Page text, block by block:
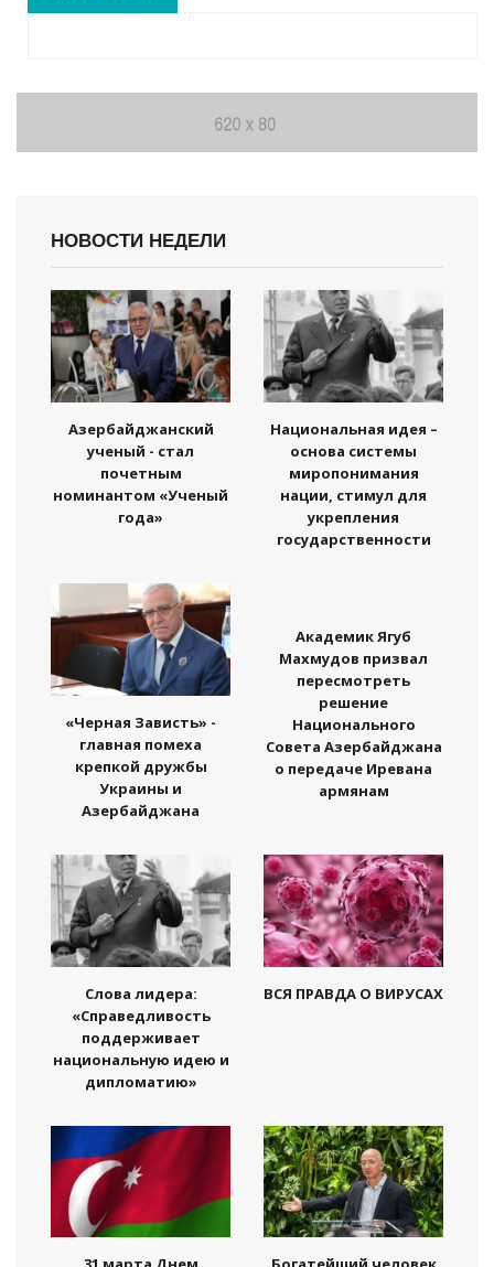
НОВОСТИ НЕДЕЛИ
Азербайджанский
ученый - стал
почетным
номинантом «Ученый
года»
Национальная идея –
основа системы
миропонимания
нации, стимул для
укрепления
государственности
«Черная Зависть» -
главная помеха
крепкой дружбы
Украины и
Азербайджана
Академик Ягуб
Махмудов призвал
пересмотреть
решение
Национального
Совета Азербайджана
о передаче Иревана
армянам
Слова лидера:
«Справедливость
поддерживает
национальную идею и
дипломатию»
ВСЯ ПРАВДА О ВИРУСАХ